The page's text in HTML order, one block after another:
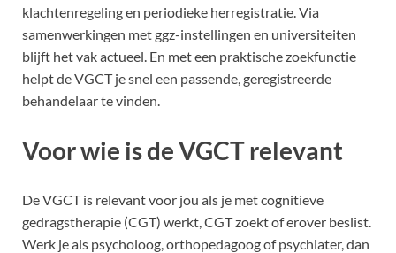
klachtenregeling en periodieke herregistratie. Via
samenwerkingen met ggz-instellingen en universiteiten
blijft het vak actueel. En met een praktische zoekfunctie
helpt de VGCT je snel een passende, geregistreerde
behandelaar te vinden.
Voor wie is de VGCT relevant
De VGCT is relevant voor jou als je met cognitieve
gedragstherapie (CGT) werkt, CGT zoekt of erover beslist.
Werk je als psycholoog, orthopedagoog of psychiater, dan